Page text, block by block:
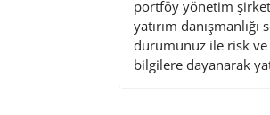
portföy yönetim
yatırım
durumunuz ile risk
bilgilere dayanarak